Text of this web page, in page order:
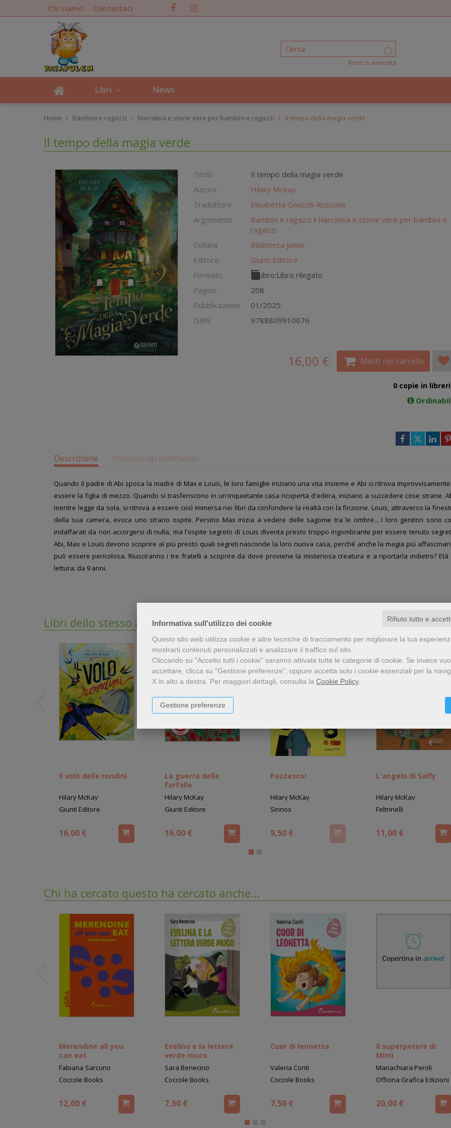
Informativa sull'utilizzo dei cookie
Rifiuto tutto e
Questo sito web utilizza cookie e altre tecniche di tracciamento per migliorare la tua
mostrarti contenuti personalizzati e analizzare il traffico sul sito.
Cliccando su "Accetto tutti i cookie" saranno attivate tutte le categorie di cookie. Se invece
accettare, clicca su "Gestione preferenze", oppure accetta solo i cookie essenziali per la
X in alto a destra. Per maggiori dettagli, consulta la Cookie Policy.
Gestione preferenze
Chi siamo Contattaci
Ricerca avanzata
Libri News
Home Bambini e ragazzi Narrativa e storie vere per bambini e ragazzi Il tempo della magia verde
Il tempo della magia verde
Titolo
Il tempo della magia verde
Autore
Hilary McKay
Traduttore
Elisabetta Gnecchi Ruscone
Argomento
Bambini e ragazzi
Narrativa e storie vere per bambini e
ragazzi
Collana
Biblioteca Junior
Editore
Giunti Editore
Formato
Libro:Libro rilegato
Pagine
208
Pubblicazione
01/2025
ISBN
9788809910676
16,00 € Metti nel carrello
0 copie in
Descrizione Inserisci un commento
Quando il padre di Abi sposa la madre di Max e Louis, le loro famiglie iniziano una vita insieme e Abi si ritrova
essere la figlia di mezzo. Quando si trasferiscono in un'inquietante casa ricoperta d'edera, iniziano a succedere cose strane.
mentre legge da sola, si ritrova a essere così immersa nei libri da confondere la realtà con la finzione. Louis, attraverso la
della sua camera, evoca uno strano ospite. Persino Max inizia a vedere delle sagome tra le ombre... I loro genitori sono
indaffarati da non accorgersi di nulla, ma l'ospite segreto di Louis diventa presto troppo ingombrante per essere tenuto
Abi, Max e Louis devono scoprire al più presto quali segreti nasconde la loro nuova casa, perché anche la magia più
può essere pericolosa. Riusciranno i tre fratelli a scoprire da dove proviene la misteriosa creatura e a riportarla indietro? Età
lettura: da 9 anni.
Libri dello stesso autore
Il volo delle rondini
Hilary McKay
Giunti Editore
16,00 €
La guerra delle
farfalle
Hilary McKay
Giunti Editore
16,00 €
Pazzesco!
Hilary McKay
Sinnos
9,50 €
L'angelo di Saffy
Hilary McKay
Feltrinelli
11,00 €
Chi ha cercato questo ha cercato anche...
Merendine all you
can eat
Fabiana Sarcuno
Coccole Books
12,00 €
Evelina e la lettera
verde muco
Sara Benecino
Coccole Books
7,50 €
Cuor di leonetta
Valeria Conti
Coccole Books
7,50 €
Il superpotere di
Mimì
Mariachiara Peroli
Officina Grafica Edizioni
20,00 €